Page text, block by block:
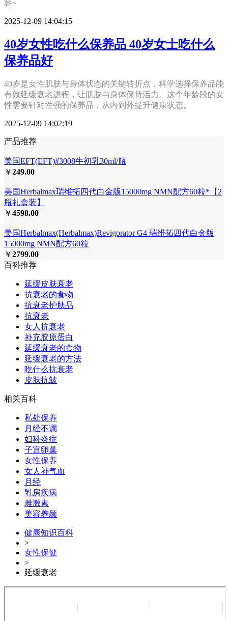
容~
2025-12-09 14:04:15
40岁女性吃什么保养品 40岁女士吃什么
保养品好
40岁是女性肌肤与身体状态的关键转折点，科学选择保养品能
有效延缓衰老进程，让肌肤与身体保持活力。这个年龄段的女
性需要针对性强的保养品，从内到外提升健康状态。
2025-12-09 14:02:19
产品推荐
美国EFT(EFT)#3008牛初乳30ml/瓶
￥249.00
美国Herbalmax瑞维拓四代白金版15000mg NMN配方60粒*【2
瓶礼盒装】
￥4598.00
美国Herbalmax(Herbalmax)Revigorator G4 瑞维拓四代白金版
15000mg NMN配方60粒
￥2799.00
百科推荐
延缓皮肤衰老
抗衰老的食物
抗衰老护肤品
抗衰老
女人抗衰老
补充胶原蛋白
延缓衰老的食物
延缓衰老的方法
吃什么抗衰老
皮肤抗皱
相关百科
私处保养
月经不调
妇科炎症
子宫卵巢
女性保养
女人补气血
月经
乳房疾病
雌激素
美容养颜
健康知识百科
>
女性保健
>
延缓衰老